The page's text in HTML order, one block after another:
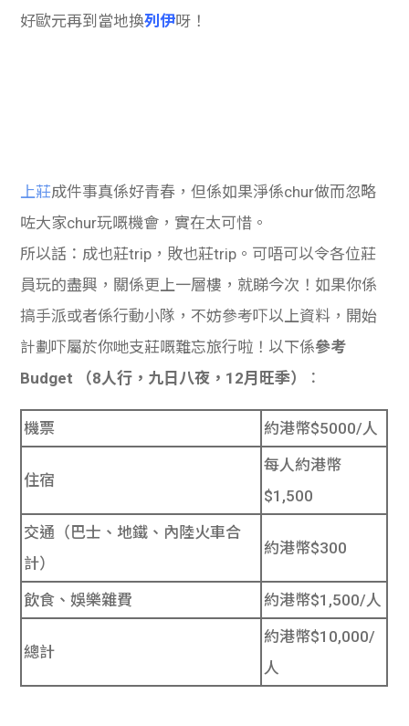
好歐元再到當地換列伊呀！
上莊成件事真係好青春，但係如果淨係chur做而忽略
咗大家chur玩嘅機會，實在太可惜。
所以話：成也莊trip，敗也莊trip。可唔可以令各位莊
員玩的盡興，關係更上一層樓，就睇今次！如果你係
搞手派或者係行動小隊，不妨參考吓以上資料，開始
計劃吓屬於你哋支莊嘅難忘旅行啦！以下係參考
Budget （8人行，九日八夜，12月旺季）
：
機票 約港幣$5000/人
住宿
每人約港幣
$1,500
交通（巴士、地鐵、內陸火車合
計）
約港幣$300
飲食、娛樂雜費 約港幣$1,500/人
總計
約港幣$10,000/
人